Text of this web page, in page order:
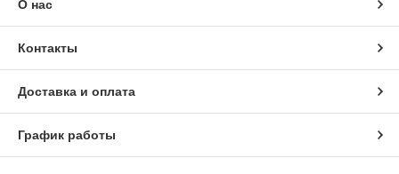
О нас
Контакты
Доставка и оплата
График работы